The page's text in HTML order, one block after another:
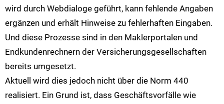
wird durch Webdialoge geführt, kann fehlende Angaben
ergänzen und erhält Hinweise zu fehlerhaften Eingaben.
Und diese Prozesse sind in den Maklerportalen und
Endkundenrechnern der Versicherungsgesellschaften
bereits umgesetzt.
Aktuell wird dies jedoch nicht über die Norm 440
realisiert. Ein Grund ist, dass Geschäftsvorfälle wie